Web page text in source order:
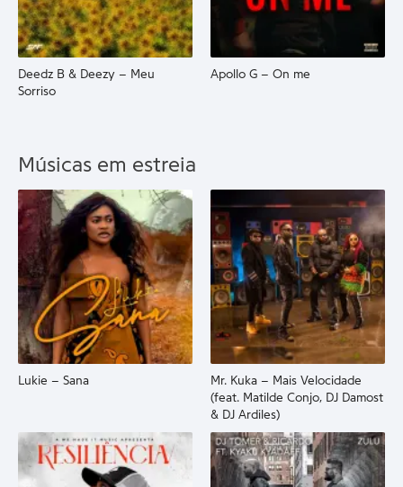
Deedz B & Deezy – Meu
Sorriso
Apollo G – On me
Músicas em estreia
Lukie – Sana
Mr. Kuka – Mais Velocidade
(feat. Matilde Conjo, DJ Damost
& DJ Ardiles)